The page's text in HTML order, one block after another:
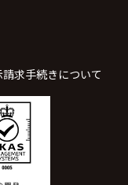
求手続きについて